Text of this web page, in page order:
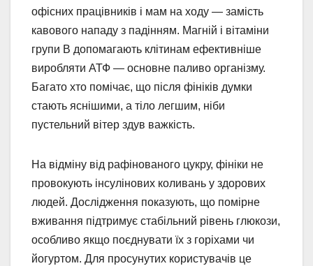
офісних працівників і мам на ходу — замість
кавового нападу з падінням. Магній і вітаміни
групи В допомагають клітинам ефективніше
виробляти АТФ — основне паливо організму.
Багато хто помічає, що після фініків думки
стають яснішими, а тіло легшим, ніби
пустельний вітер здув важкість.
На відміну від рафінованого цукру, фініки не
провокують інсулінових коливань у здорових
людей. Дослідження показують, що помірне
вживання підтримує стабільний рівень глюкози,
особливо якщо поєднувати їх з горіхами чи
йогуртом. Для просунутих користувачів це